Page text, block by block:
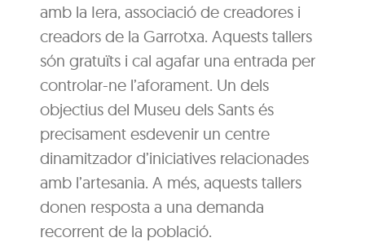
amb la Iera, associació de creadores i
creadors de la Garrotxa. Aquests tallers
són gratuïts i cal agafar una entrada per
controlar-ne l’aforament. Un dels
objectius del Museu dels Sants és
precisament esdevenir un centre
dinamitzador d’iniciatives relacionades
amb l’artesania. A més, aquests tallers
donen resposta a una demanda
recorrent de la població.